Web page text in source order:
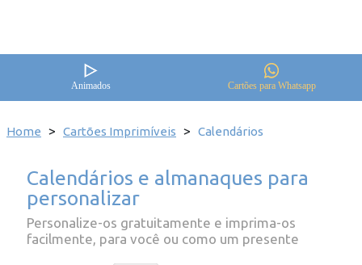
Animados Cartões para Whatsapp
Home > Cartões Imprimíveis > Calendários
Calendários e almanaques para
personalizar
Personalize-os gratuitamente e imprima-os
facilmente, para você ou como um presente